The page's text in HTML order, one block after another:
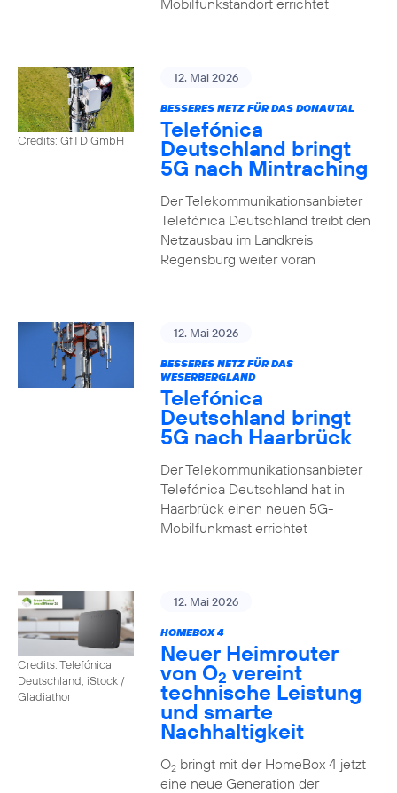
Mobilfunkstandort errichtet
Credits: GfTD GmbH
12. Mai 2026
BESSERES NETZ FÜR DAS DONAUTAL
Telefónica
Deutschland bringt
5G nach Mintraching
Der Telekommunikationsanbieter
Telefónica Deutschland treibt den
Netzausbau im Landkreis
Regensburg weiter voran
12. Mai 2026
BESSERES NETZ FÜR DAS
WESERBERGLAND
Telefónica
Deutschland bringt
5G nach Haarbrück
Der Telekommunikationsanbieter
Telefónica Deutschland hat in
Haarbrück einen neuen 5G-
Mobilfunkmast errichtet
Credits: Telefónica
Deutschland, iStock /
Gladiathor
12. Mai 2026
HOMEBOX 4
Neuer Heimrouter
von O2 vereint
technische Leistung
und smarte
Nachhaltigkeit
O2bringt mit der HomeBox 4 jetzt
eine neue Generation der